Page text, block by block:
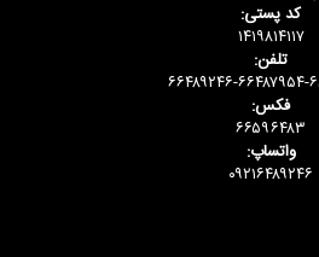
کد پستی:
۱۴۱۹۸۱۴۱۱۷
تلفن:
۶۶۴۸۷۹۵۴-۶۶۹۰۲۰۹۵
فکس:
۶۶۵۹۶۴۸۳
واتساپ:
۰۹۲۱۶۴۸۹۲۴۶